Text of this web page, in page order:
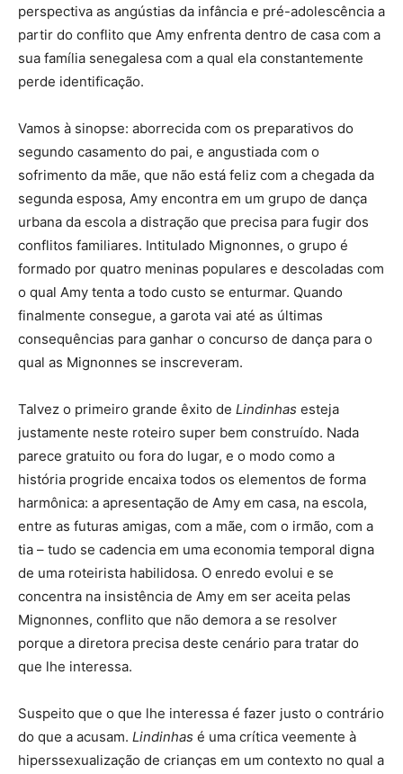
perspectiva as angústias da infância e pré-adolescência a
partir do conflito que Amy enfrenta dentro de casa com a
sua família senegalesa com a qual ela constantemente
perde identificação.
Vamos à sinopse: aborrecida com os preparativos do
segundo casamento do pai, e angustiada com o
sofrimento da mãe, que não está feliz com a chegada da
segunda esposa, Amy encontra em um grupo de dança
urbana da escola a distração que precisa para fugir dos
conflitos familiares. Intitulado Mignonnes, o grupo é
formado por quatro meninas populares e descoladas com
o qual Amy tenta a todo custo se enturmar. Quando
finalmente consegue, a garota vai até as últimas
consequências para ganhar o concurso de dança para o
qual as Mignonnes se inscreveram.
Talvez o primeiro grande êxito de Lindinhas esteja
justamente neste roteiro super bem construído. Nada
parece gratuito ou fora do lugar, e o modo como a
história progride encaixa todos os elementos de forma
harmônica: a apresentação de Amy em casa, na escola,
entre as futuras amigas, com a mãe, com o irmão, com a
tia – tudo se cadencia em uma economia temporal digna
de uma roteirista habilidosa. O enredo evolui e se
concentra na insistência de Amy em ser aceita pelas
Mignonnes, conflito que não demora a se resolver
porque a diretora precisa deste cenário para tratar do
que lhe interessa.
Suspeito que o que lhe interessa é fazer justo o contrário
do que a acusam. Lindinhas é uma crítica veemente à
hiperssexualização de crianças em um contexto no qual a